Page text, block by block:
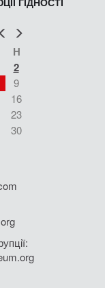
Попер
Н
2
9
16
23
30